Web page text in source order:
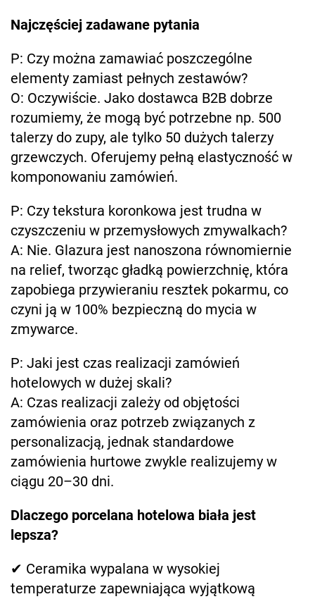
Najczęściej zadawane pytania
P: Czy można zamawiać poszczególne
elementy zamiast pełnych zestawów?
O: Oczywiście. Jako dostawca B2B dobrze
rozumiemy, że mogą być potrzebne np. 500
talerzy do zupy, ale tylko 50 dużych talerzy
grzewczych. Oferujemy pełną elastyczność w
komponowaniu zamówień.
P: Czy tekstura koronkowa jest trudna w
czyszczeniu w przemysłowych zmywalkach?
A: Nie. Glazura jest nanoszona równomiernie
na relief, tworząc gładką powierzchnię, która
zapobiega przywieraniu resztek pokarmu, co
czyni ją w 100% bezpieczną do mycia w
zmywarce.
P: Jaki jest czas realizacji zamówień
hotelowych w dużej skali?
A: Czas realizacji zależy od objętości
zamówienia oraz potrzeb związanych z
personalizacją, jednak standardowe
zamówienia hurtowe zwykle realizujemy w
ciągu 20–30 dni.
Dlaczego porcelana hotelowa biała jest
lepsza?
✔ Ceramika wypalana w wysokiej
temperaturze zapewniająca wyjątkową